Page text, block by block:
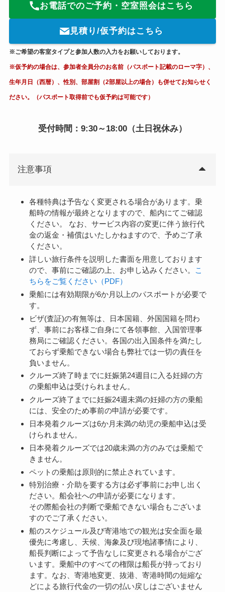
お電話でのご予約・空室照会はこちら
見積り/仮予約はこちら
※ご希望の客室タイプと参加人数の入力をお願いしております。
※仮予約の場合は、参加者全員分のお名前（パスポート記載のローマ字）、
生年月日（西暦）、性別、部屋割（2部屋以上の場合）も併せてお知らせく
ださい。（パスポート取得前でも仮予約は可能です）
受付時間：9:30～18:00（土日祝休み）
注意事項
各種特典は予告なく変更される場合があります。乗
船時の情報が最終となりますので、船内にてご確認
ください。 なお、サービス内容の変更に伴う旅行代
金の返金・補償はいたしかねますので、予めご了承
ください。
詳しい旅行条件を説明した書面を用意しております
ので、事前にご確認の上、お申し込みください。
こ
ちらをご覧ください（PDF）
乗船には有効期限が6か月以上のパスポートが必要で
す。
ビザ(査証)の有無等は、日本国籍、外国国籍を問わ
ず、事前にお客様ご自身にて各領事館、入国管理事
務局にご確認ください。各国の出入国条件を満たし
ておらず乗船できない場合も弊社では一切の責任を
負いません。
クルーズ終了時までに妊娠第24週目に入る妊婦の方
の乗船申込は受けられません。
クルーズ終了までに妊娠24週未満の妊婦の方の乗船
には、安全のため事前の申請が必要です。
日本発着クルーズは6か月未満の幼児の乗船申込は受
けられません。
日本発着クルーズでは20歳未満の方のみでは乗船で
きません。
ペットの乗船は原則的に禁止されています。
特別治療・介助を要する方は必ず事前にお申し出く
ださい。船会社への申請が必要になります。
その際船会社の判断で乗船できない場合もございま
すのでご了承ください。
船のスケジュール及び寄港地での観光は安全面を最
優先に考慮し、天候、海象及び現地諸事情により、
船長判断によって予告なしに変更される場合がござ
います。乗船中のすべての権限は船長が持っており
ます。なお、寄港地変更、抜港、寄港時間の短縮な
どによる旅行代金の一切の払い戻しはございません